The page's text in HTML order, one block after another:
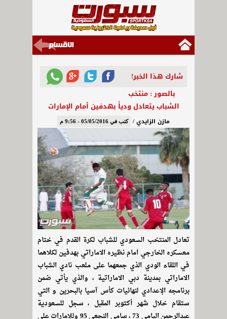
شارك هذا الخبر!
بالصور : منتخب
الشباب يتعادل ودياً بهدفين أمام الإمارات
مازن الزايدي / كتب في 05/05/2016 - 9:56 م
تعادل المنتخب السعودي للشباب لكرة القدم في ختام
معسكره الخارجي امام نظيره الاماراتي بهدفين لكلاهما
في اللقاء الودي الذي جمعهما على ملعب نادي الشباب
الاماراتي بمدينة دبي الاماراتية ، والذي يأتي ضمن
برنامجه الإعدادي لنهائيات كأس آسيا بالبحرين و التي
ستقام خلال شهر أكتوبر المقبل ، سجل للسعودية
عبدالرحمن اليامي 73 ، سامي النجعي 95 وللإمارات علي